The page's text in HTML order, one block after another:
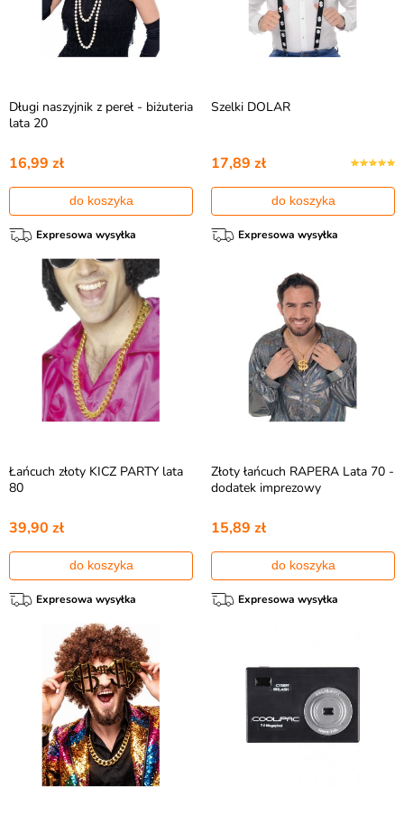
Długi naszyjnik z pereł - biżuteria
lata 20
16,99 zł
do koszyka
Expresowa wysyłka
Szelki DOLAR
17,89 zł
do koszyka
Expresowa wysyłka
Łańcuch złoty KICZ PARTY lata
80
39,90 zł
do koszyka
Expresowa wysyłka
Złoty łańcuch RAPERA Lata 70 -
dodatek imprezowy
15,89 zł
do koszyka
Expresowa wysyłka